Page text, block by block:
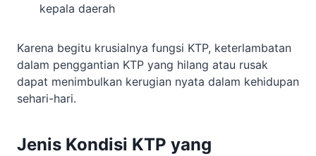
kepala daerah
Karena begitu krusialnya fungsi KTP, keterlambatan
dalam penggantian KTP yang hilang atau rusak
dapat menimbulkan kerugian nyata dalam kehidupan
sehari-hari.
Jenis Kondisi KTP yang